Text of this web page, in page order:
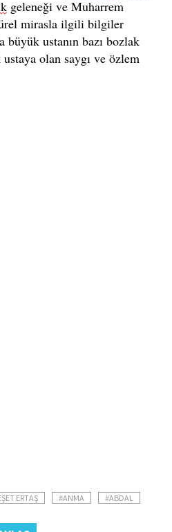
geleneği ve Muharrem
mirasla ilgili bilgiler
büyük ustanın bazı bozlak
olan saygı ve özlem
ERTAŞ #ANMA #ABDAL